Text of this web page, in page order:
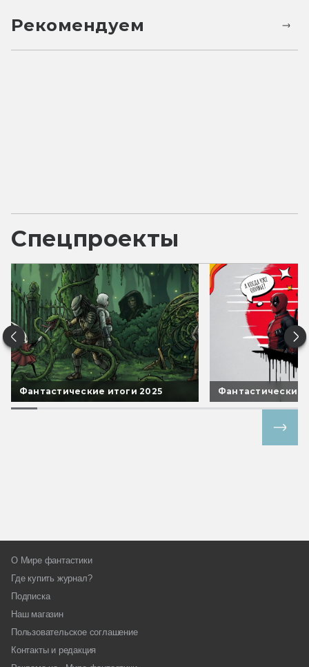
Рекомендуем
Спецпроекты
Фантастические итоги 2025 Фантастические
О Мире фантастики
Где купить журнал?
Подписка
Наш магазин
Пользовательское соглашение
Контакты и редакция